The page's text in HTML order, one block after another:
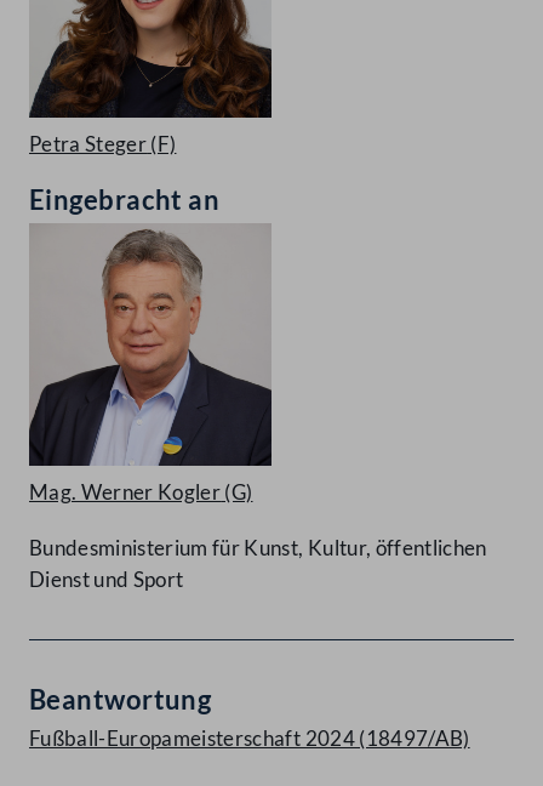
Petra Steger(F)
Eingebracht an
Mag. Werner Kogler(G)
Bundesministerium für Kunst, Kultur, öffentlichen
Dienst und Sport
Beantwortung
Fußball-Europameisterschaft 2024 (18497/AB)